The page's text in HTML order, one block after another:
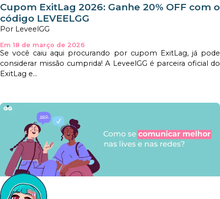
Cupom ExitLag 2026: Ganhe 20% OFF com o
código LEVEELGG
Por LeveelGG
Em 18 de março de 2026
Se você caiu aqui procurando por cupom ExitLag, já pode
considerar missão cumprida! A LeveelGG é parceira oficial do
ExitLag e...